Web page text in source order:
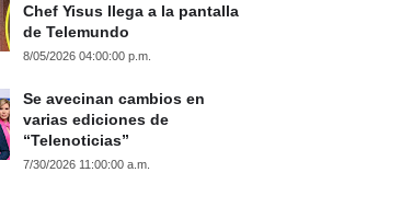
Chef Yisus llega a la pantalla
de Telemundo
8/05/2026 04:00:00 p.m.
Se avecinan cambios en
varias ediciones de
“Telenoticias”
7/30/2026 11:00:00 a.m.